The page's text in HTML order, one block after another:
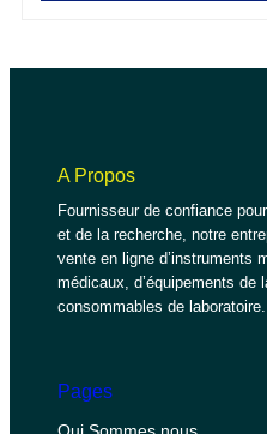
A Propos
Fournisseur de confiance
et de la recherche, notre
vente en ligne d’instruments
médicaux, d’équipements de
consommables de laboratoire.
Pages